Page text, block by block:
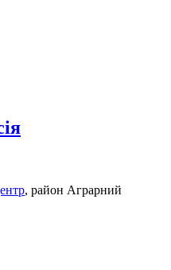
, район Аграрний